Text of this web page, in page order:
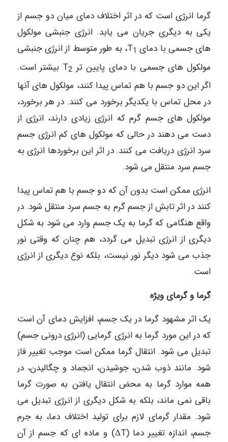
گرما انرژی است که در اثر اختلاف دمای میان دو جسم از
یکی به دیگری جریان می یابد. انرژی جنبشی مولکول
های جسمی با دمای T 1 ، به طور متوسط از انرژی جنبشی
مولکول های جسمی با دمای پایین تر T 2
بیشتر است.
اگر این دو جسم با هم تماس پیدا کنند، مولکول های آنها
در محل تماس با یکدیگر برخورد می کنند. در هر برخورد،
مولکول های جسم گرم که انرژی زیادی دارند، انرژی از
دست می دهند در حالی که مولکول های کم انرژی جسم
سرد انرژی دریافت می کنند. در اثر این برخوردها انرژی به
جسم سرد منتقل می شود.
انرژی ممکن است بدون آن که دو جسم با هم تماس پیدا
کنند در اثر تابش از جسم گرم به جسم سرد منتقل شود. در
واقع هنگامی که گرما به یک جسم وارد می شود به شکل
دیگری از انرژی تبدیل می گردد، هم چنان که وقتی نور
جذب می شود دیگر نور نیست، بلکه نوع دیگری از انرژی
است.
گرما و گرمای ویژه
یک اثر مشهود گرما در یک جسم، افزایش دمای آن است
که در این مورد گرما به انرژی گرمایی (انرژی درونی جسم)
تبدیل می شود. انتقال گرما ممکن است موجب تغییر فاز
شود. مانند ذوب شدن، جوشیدن، انجماد و چگالیدن، در
همه موارد گرما به محض انتقال یافتن به صورت گرما
باقی نمی ماند، بلکه به شکل دیگری از انرژی تبدیل می
شود. مقدار گرمای لازم برای تولید اختلاف دما، به جرم
جسم، اندازه تغییر دما (ΔT) و ماده ای که جسم از آن